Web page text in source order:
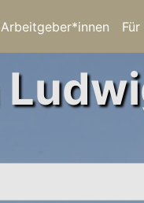
Arbeitgeber*innen